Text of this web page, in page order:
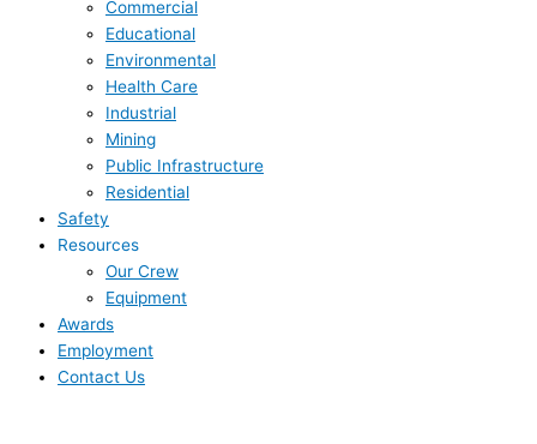
Commercial
Educational
Environmental
Health Care
Industrial
Mining
Public Infrastructure
Residential
Safety
Resources
Our Crew
Equipment
Awards
Employment
Contact Us